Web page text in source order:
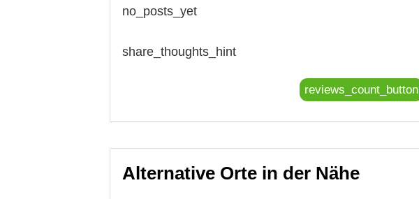
no_posts_yet
share_thoughts_hint
reviews_count_button
Alternative Orte in der Nähe